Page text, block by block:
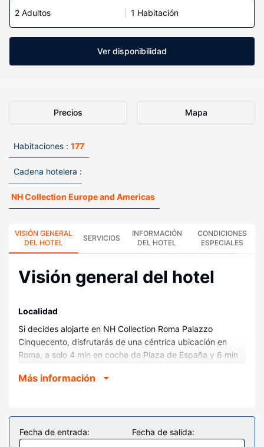
2 Adultos 1 Habitación
Ver disponibilidad
Precios Mapa
Habitaciones : 177
Cadena hotelera :
NH Collection Europe and Americas
VISIÓN GENERAL
DEL HOTEL
SERVICIOS
INFORMACIÓN
DEL HOTEL
CONDICIONES
ESPECIALES
Visión general del hotel
Localidad
Si decides alojarte en NH Collection Roma Palazzo
Cinquecento, disfrutarás de una céntrica ubicación en
Roma, a solo 4 min en coche de Plaza de España y 6 min
encuentra a 4,3 km de Circo Máximo y a 4,8 km de Villa
Te sentirás como en tu propia casa en cualquiera de las
177 habitaciones con minibar y televisión de pantalla
Más información
Fecha de entrada: Fecha de salida: